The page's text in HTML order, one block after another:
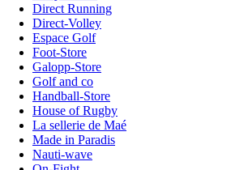
Direct Running
Direct-Volley
Espace Golf
Foot-Store
Galopp-Store
Golf and co
Handball-Store
House of Rugby
La sellerie de Maé
Made in Paradis
Nauti-wave